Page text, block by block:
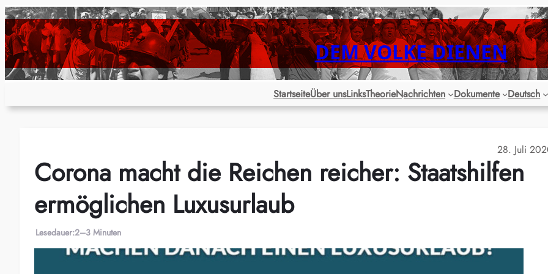
Zum
Inhalt
springen
DEM VOLKE DIENEN
StartseiteÜber unsLinksTheorieNachrichten Dokumente Deutsch
28. Juli
Corona macht die Reichen reicher: Staatshilfen
ermöglichen Luxusurlaub
Lesedauer:2–3 Minuten